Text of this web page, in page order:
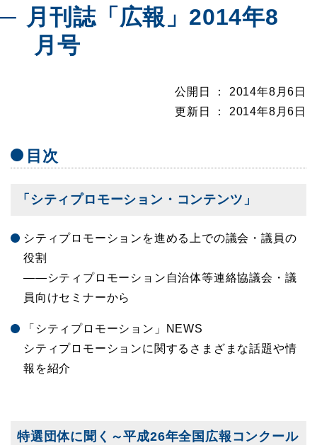
月刊誌「広報」2014年8
月号
公開日 ： 2014年8月6日
更新日 ： 2014年8月6日
目次
「シティプロモーション・コンテンツ」
シティプロモーションを進める上での議会・議員の
役割
――シティプロモーション自治体等連絡協議会・議
員向けセミナーから
「シティプロモーション」NEWS
シティプロモーションに関するさまざまな話題や情
報を紹介
特選団体に聞く～平成26年全国広報コンクール